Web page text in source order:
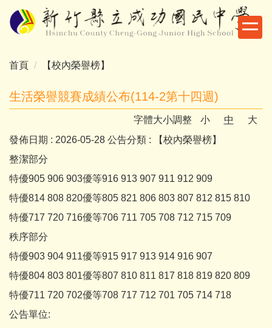
跳
到
內
區
首頁 【校內榮譽榜】
生活榮譽競賽成績公布(114-2第十四週)
字體大小調整 小 中
大
發佈日期 : 2026-05-28 公告分類 :
【校內榮譽榜】
整潔部分
特優905 906 903優等916 913 907 911 912 909
特優814 808 820優等805 821 806 803 807 812 815 810
特優717 720 716優等706 711 705 708 712 715 709
秩序部分
特優903 904 911優等915 917 913 914 916 907
特優804 803 801優等807 810 811 817 818 819 820 809
特優711 720 702優等708 717 712 701 705 714 718
公告單位: